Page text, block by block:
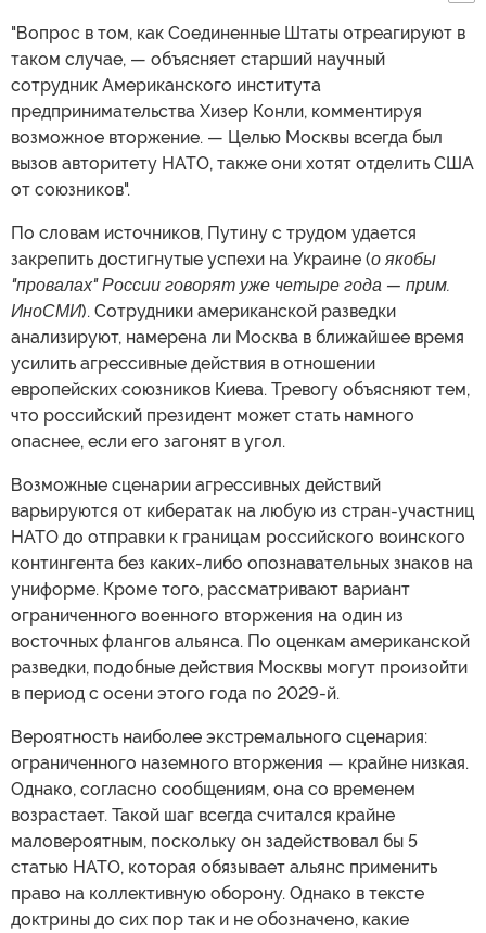
"Вопрос в том, как Соединенные Штаты отреагируют в
таком случае, — объясняет старший научный
сотрудник Американского института
предпринимательства Хизер Конли, комментируя
возможное вторжение. — Целью Москвы всегда был
вызов авторитету НАТО, также они хотят отделить США
от союзников".
По словам источников, Путину с трудом удается
закрепить достигнутые успехи на Украине (о якобы
"провалах" России говорят уже четыре года — прим.
ИноСМИ). Сотрудники американской разведки
анализируют, намерена ли Москва в ближайшее время
усилить агрессивные действия в отношении
европейских союзников Киева. Тревогу объясняют тем,
что российский президент может стать намного
опаснее, если его загонят в угол.
Возможные сценарии агрессивных действий
варьируются от кибератак на любую из стран-участниц
НАТО до отправки к границам российского воинского
контингента без каких-либо опознавательных знаков на
униформе. Кроме того, рассматривают вариант
ограниченного военного вторжения на один из
восточных флангов альянса. По оценкам американской
разведки, подобные действия Москвы могут произойти
в период с осени этого года по 2029-й.
Вероятность наиболее экстремального сценария:
ограниченного наземного вторжения — крайне низкая.
Однако, согласно сообщениям, она со временем
возрастает. Такой шаг всегда считался крайне
маловероятным, поскольку он задействовал бы 5
статью НАТО, которая обязывает альянс применить
право на коллективную оборону. Однако в тексте
доктрины до сих пор так и не обозначено, какие